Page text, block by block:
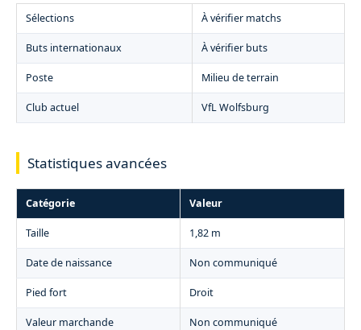
Sélections À vérifier matchs
Buts internationaux À vérifier buts
Poste Milieu de terrain
Club actuel VfL Wolfsburg
Statistiques avancées
Catégorie Valeur
Taille 1,82 m
Date de naissance Non communiqué
Pied fort Droit
Valeur marchande Non communiqué